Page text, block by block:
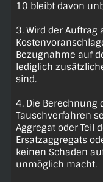
10 bleibt davon
3. Wird der
Bezugnahme auf
lediglich
sind.
4. Die Berechnung
Tauschverfahren
Aggregat oder Teil
Ersatzaggregats
keinen Schaden
unmöglich macht.